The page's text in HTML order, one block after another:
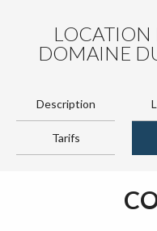
DOMAINE
Description
Tarifs